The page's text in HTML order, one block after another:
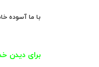
با ما آسوده
برای دیدن